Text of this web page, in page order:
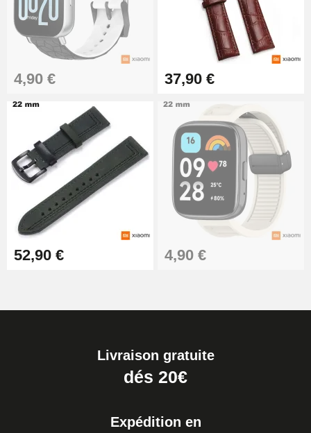
Kit Horlogerie Débutant
26,90 €
Marteau Horloger pour Goupille
Kit pour Réduire Bracelet
Montre Métal
13,90 €
Boîte Pompe Bracelet Montre -
Diamètre 1,50 mm - 8 à 25 mm
Extracteur de Bracelet de
Montre Facile
4,90 € 37,90 €
52,90 € 4,90 €
Livraison gratuite
dés 20€
Expédition en